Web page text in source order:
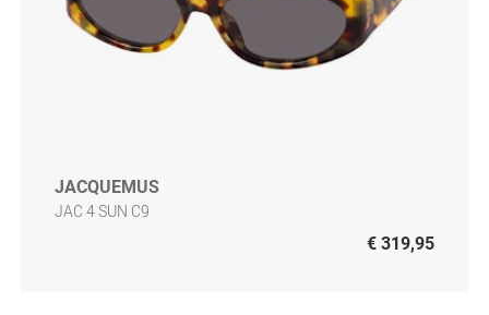
JACQUEMUS
JAC 4 SUN C9
€ 319,95